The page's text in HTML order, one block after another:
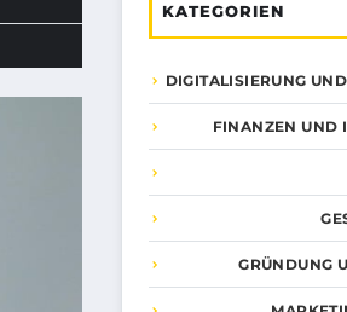
KATEGORIEN
DIGITALISIERUNG
FINANZEN UND
GRÜNDUNG